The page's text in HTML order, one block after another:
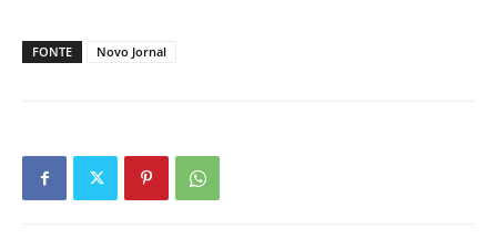
FONTE Novo Jornal